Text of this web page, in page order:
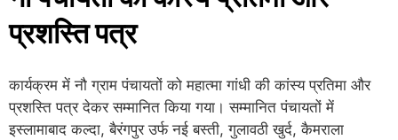
प्रशस्ति पत्र
कार्यक्रम में नौ ग्राम पंचायतों को महात्मा गांधी की कांस्य प्रतिमा और
प्रशस्ति पत्र देकर सम्मानित किया गया। सम्मानित पंचायतों में
इस्लामाबाद कल्दा, बैरंगपुर उर्फ नई बस्ती, गुलावठी खुर्द, कैमराला